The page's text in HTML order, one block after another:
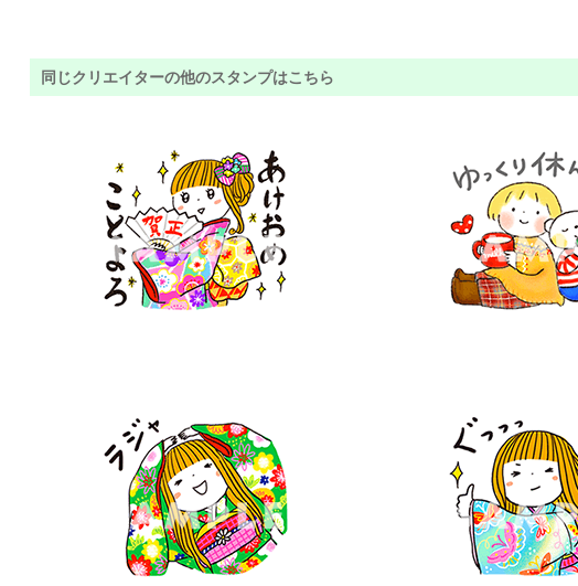
同じクリエイターの他のスタンプはこちら